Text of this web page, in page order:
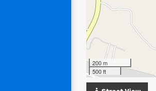
200 m
500 ft